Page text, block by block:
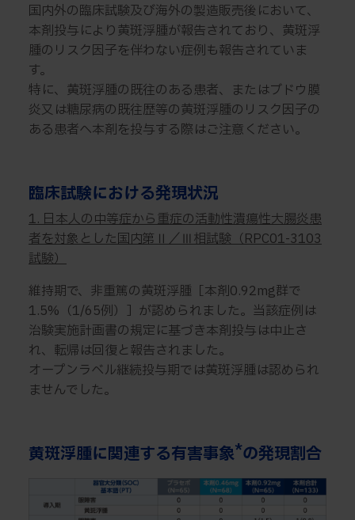
国内外の臨床試験及び海外の製造販売後において、
本剤投与により黄斑浮腫が報告されており、黄斑浮
腫のリスク因子を伴わない症例も報告されていま
す。
特に、黄斑浮腫の既往のある患者、またはブドウ膜
炎又は糖尿病の既往歴等の黄斑浮腫のリスク因子の
ある患者へ本剤を投与する際はご注意ください。
臨床試験における発現状況
1. 日本人の中等症から重症の活動性潰瘍性大腸炎患
者を対象とした国内第Ⅱ／Ⅲ相試験（RPC01-3103
試験）
維持期で、非重篤の黄斑浮腫［本剤0.92mg群で
1.5%（1/65例）］が認められました。当該症例は
治験実施計画書の規定に基づき本剤投与は中止さ
れ、転帰は回復と報告されました。
オープンラベル継続投与期では黄斑浮腫は認められ
ませんでした。
黄斑浮腫に関連する有害事象*の発現割合